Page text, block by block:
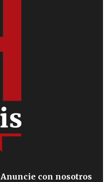
Anuncie con nosotros